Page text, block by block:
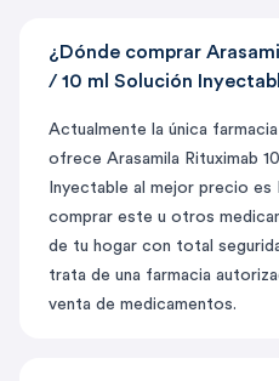
¿Dónde comprar
/ 10 ml Solución
Actualmente la única
ofrece Arasamila Rituximab
Inyectable al mejor precio es
comprar este u otros
de tu hogar con total
trata de una farmacia
venta de medicamentos.